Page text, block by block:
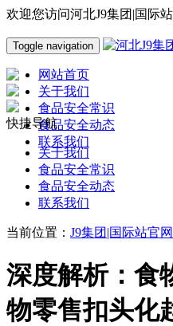
欢迎您访问河北J9集团|国际
Toggle navigation
网站首页
关于我们
食品安全常识
食品安全动态
联系我们
快捷导航
关于我们
食品安全常识
食品安全动态
联系我们
当前位置： J9集团|国际站官网
深度解析：食
物零售扣头化